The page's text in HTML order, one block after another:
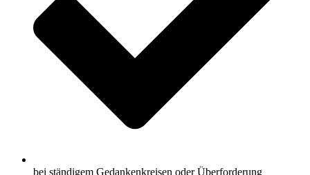
bei ständigem Gedankenkreisen oder Überforderung